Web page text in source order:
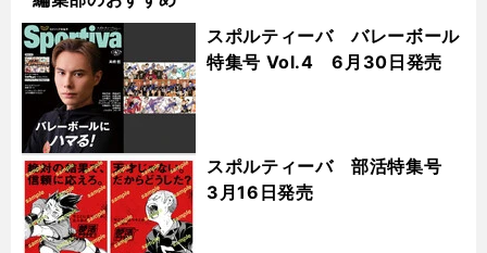
スポルティーバ バレーボール
特集号 Vol.4 6月30日発売
スポルティーバ 部活特集号
3月16日発売